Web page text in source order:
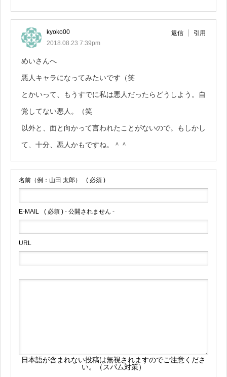
kyoko00
2018.08.23 7:39pm
返信 引用
めいさんへ
悪人キャラになってみたいです（笑
とかいって、もうすでに私は悪人だったらどうしよう。自
覚してない悪人。（笑
以外と、面と向かって言われたことがないので。もしかし
て、十分、悪人かもですね。＾＾
名前（例：山田 太郎） ( 必須 )
E-MAIL ( 必須 ) - 公開されません -
URL
日本語が含まれない投稿は無視されますのでご注意くださ
い。（スパム対策）